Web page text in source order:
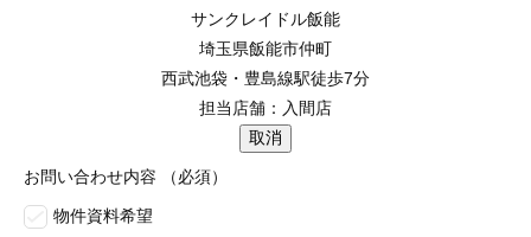
サンクレイドル飯能
埼玉県飯能市仲町
西武池袋・豊島線駅徒歩7分
担当店舗：入間店
お問い合わせ内容 （必須）
物件資料希望